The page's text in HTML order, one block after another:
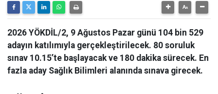
2026 YÖKDİL/2, 9 Ağustos Pazar günü 104 bin 529
adayın katılımıyla gerçekleştirilecek. 80 soruluk
sınav 10.15’te başlayacak ve 180 dakika sürecek. En
fazla aday Sağlık Bilimleri alanında sınava girecek.